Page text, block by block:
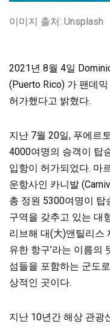
이미지 출처: Unsplash
2021년 8월 4일
(Puerto Rico) 가 팬데
허가했다고 밝혔다.
지난 7월 20일, 푸에르
4000여명의 승객이 탑
입항이 허가되었다. 마
운항사인 카니발
총 정원 5300여명이 탑
구역을 갖추고 있는 대
리브해 대(大)앤틸리스
유한 항구’라는 이름의
섬들을 포함하는 군도
상적인 곳이다.
지난 10년간 해상 관광